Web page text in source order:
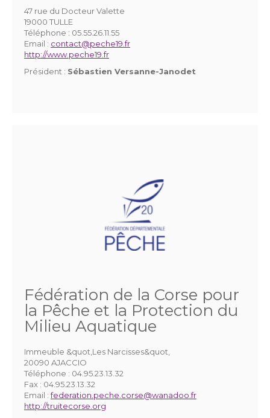
47 rue du Docteur Valette
19000 TULLE
Téléphone : 05.55.26.11.55
Email : contact@peche19.fr
http://www.peche19.fr
Président : Sébastien Versanne-Janodet
Fédération de la Corse pour
la Pêche et la Protection du
Milieu Aquatique
Immeuble &quot,Les Narcisses&quot,
20090 AJACCIO
Téléphone : 04.95.23.13.32
Fax : 04.95.23.13.32
Email :federation.peche.corse@wanadoo.fr
http://truitecorse.org